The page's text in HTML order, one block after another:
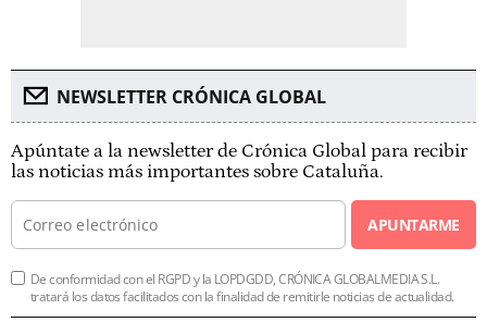
NEWSLETTER CRÓNICA GLOBAL
Apúntate a la newsletter de Crónica Global para recibir
las noticias más importantes sobre Cataluña.
APUNTARME
De conformidad con el RGPD y la LOPDGDD, CRÓNICA GLOBALMEDIA S.L.
tratará los datos facilitados con la finalidad de remitirle noticias de actualidad.